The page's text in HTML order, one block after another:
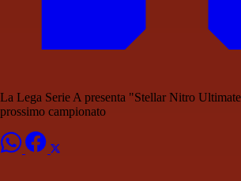
La Lega Serie A presenta "Stellar Nitro
prossimo campionato